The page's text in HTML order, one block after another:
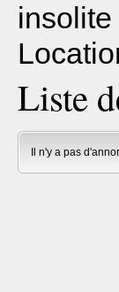
Liste
Il n'y a pas